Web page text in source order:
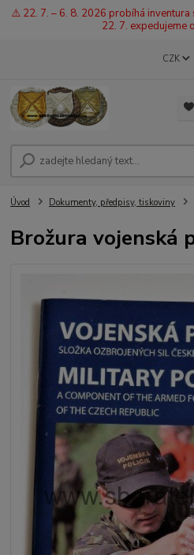
⚠️ 22. 7. – 6. 8. 2026 probíhá inventura
22. 7. expedujeme
CZK
Úvod Dokumenty, předpisy, tiskoviny
Brožura vojenská